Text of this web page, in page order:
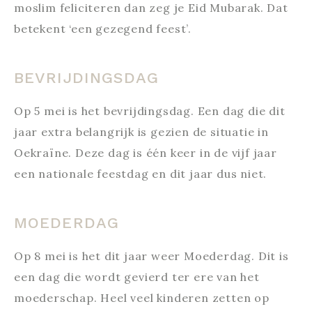
moslim feliciteren dan zeg je Eid Mubarak. Dat
betekent ‘een gezegend feest’.
BEVRIJDINGSDAG
Op 5 mei is het bevrijdingsdag. Een dag die dit
jaar extra belangrijk is gezien de situatie in
Oekraïne. Deze dag is één keer in de vijf jaar
een nationale feestdag en dit jaar dus niet.
MOEDERDAG
Op 8 mei is het dit jaar weer Moederdag. Dit is
een dag die wordt gevierd ter ere van het
moederschap. Heel veel kinderen zetten op